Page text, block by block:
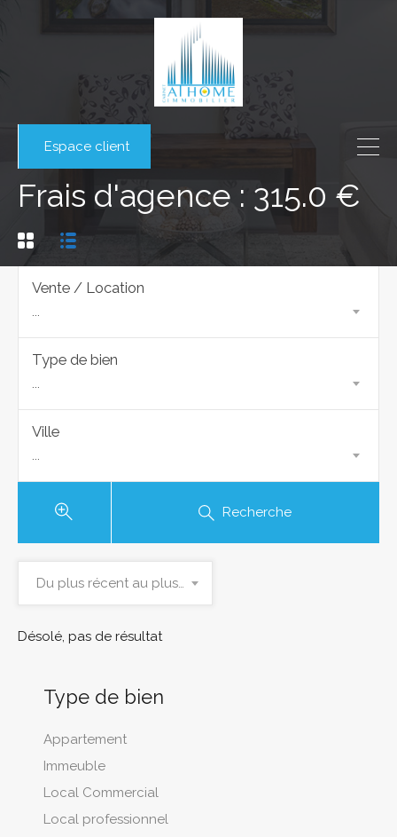
Espace client
Frais d'agence : 315.0 €
Vente / Location
...
Type de bien
...
Ville
...
Recherche
Du plus récent au plus ancien
Désolé, pas de résultat
Type de bien
Appartement
Immeuble
Local Commercial
Local professionnel